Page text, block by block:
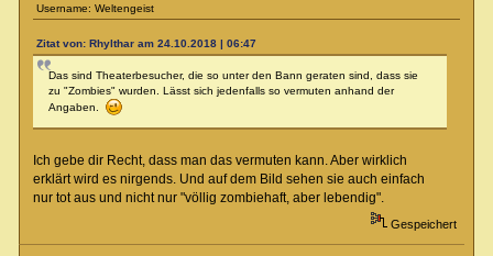
Username: Weltengeist
Zitat von: Rhylthar am 24.10.2018 | 06:47
Das sind Theaterbesucher, die so unter den Bann geraten sind, dass sie
zu "Zombies" wurden. Lässt sich jedenfalls so vermuten anhand der
Angaben.
Ich gebe dir Recht, dass man das vermuten kann. Aber wirklich
erklärt wird es nirgends. Und auf dem Bild sehen sie auch einfach
nur tot aus und nicht nur "völlig zombiehaft, aber lebendig".
Gespeichert